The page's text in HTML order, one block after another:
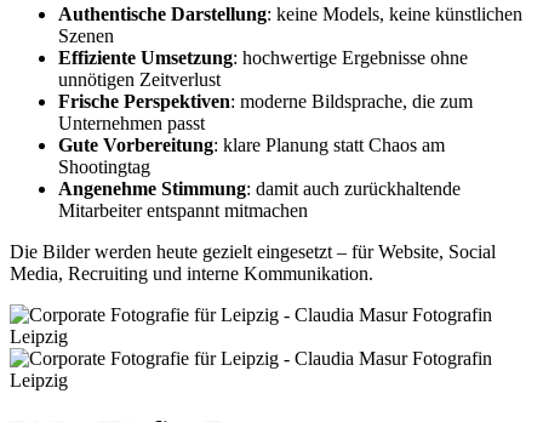
Authentische Darstellung: keine Models, keine künstlichen
Szenen
Effiziente Umsetzung: hochwertige Ergebnisse ohne
unnötigen Zeitverlust
Frische Perspektiven: moderne Bildsprache, die zum
Unternehmen passt
Gute Vorbereitung: klare Planung statt Chaos am
Shootingtag
Angenehme Stimmung: damit auch zurückhaltende
Mitarbeiter entspannt mitmachen
Die Bilder werden heute gezielt eingesetzt – für Website, Social
Media, Recruiting und interne Kommunikation.